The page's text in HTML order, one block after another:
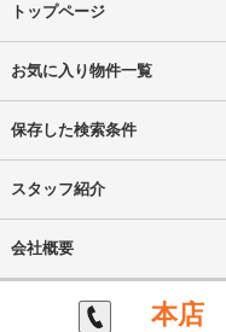
トップページ
お気に入り物件一覧
保存した検索条件
スタッフ紹介
会社概要
本店